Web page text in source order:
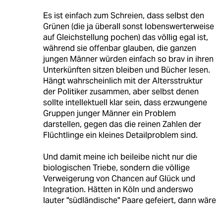
Es ist einfach zum Schreien, dass selbst den
Grünen (die ja überall sonst lobenswerterweise
auf Gleichstellung pochen) das völlig egal ist,
während sie offenbar glauben, die ganzen
jungen Männer würden einfach so brav in ihren
Unterkünften sitzen bleiben und Bücher lesen.
Hängt wahrscheinlich mit der Altersstruktur
der Politiker zusammen, aber selbst denen
sollte intellektuell klar sein, dass erzwungene
Gruppen junger Männer ein Problem
darstellen, gegen das die reinen Zahlen der
Flüchtlinge ein kleines Detailproblem sind.
Und damit meine ich beileibe nicht nur die
biologischen Triebe, sondern die völlige
Verweigerung von Chancen auf Glück und
Integration. Hätten in Köln und anderswo
lauter "südländische" Paare gefeiert, dann wäre